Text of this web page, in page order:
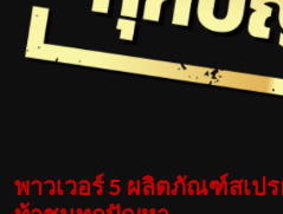
พาวเวอร์ 5 ผลิตภัณฑ์สเปร